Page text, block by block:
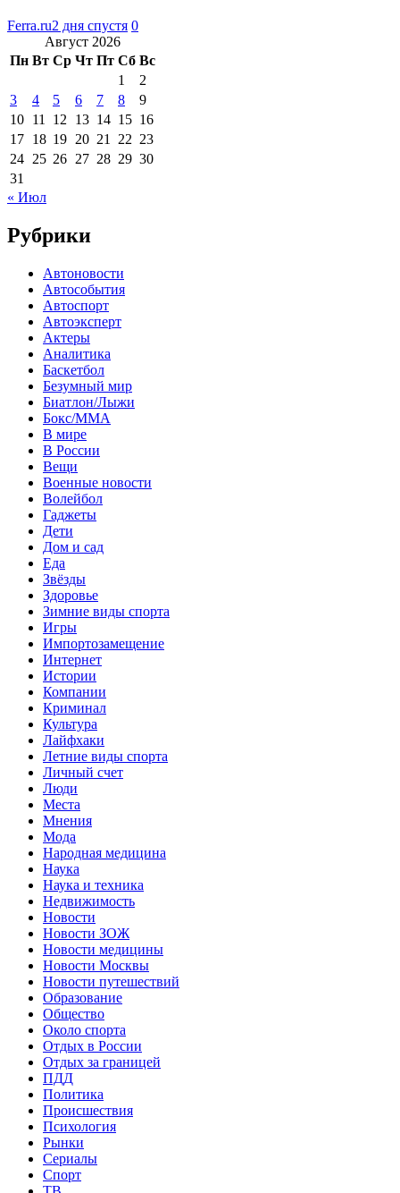
Ferra.ru2 дня спустя 0
Август 2026
Пн Вт Ср Чт Пт Сб Вс
1
2
3
4 5 6 7 8
9
10 11 12 13 14 15 16
17 18 19 20 21 22 23
24 25 26 27 28 29 30
31
« Июл
Рубрики
Автоновости
Автособытия
Автоспорт
Автоэксперт
Актеры
Аналитика
Баскетбол
Безумный мир
Биатлон/Лыжи
Бокс/MMA
В мире
В России
Вещи
Военные новости
Волейбол
Гаджеты
Дети
Дом и сад
Еда
Звёзды
Здоровье
Зимние виды спорта
Игры
Импортозамещение
Интернет
Истории
Компании
Криминал
Культура
Лайфхаки
Летние виды спорта
Личный счет
Люди
Места
Мнения
Мода
Народная медицина
Наука
Наука и техника
Недвижимость
Новости
Новости ЗОЖ
Новости медицины
Новости Москвы
Новости путешествий
Образование
Общество
Около спорта
Отдых в России
Отдых за границей
ПДД
Политика
Происшествия
Психология
Рынки
Сериалы
Спорт